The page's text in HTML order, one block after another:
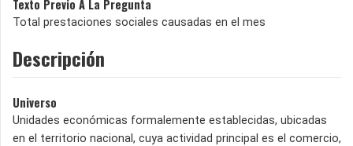
Texto Previo A La Pregunta
Total prestaciones sociales causadas en el mes
Descripción
Universo
Unidades económicas formalemente establecidas, ubicadas
en el territorio nacional, cuya actividad principal es el comercio,